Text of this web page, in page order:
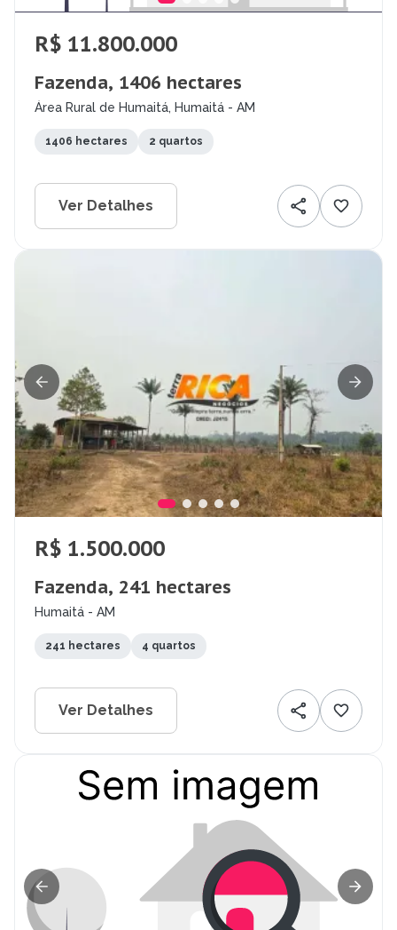
R$ 11.800.000
Fazenda, 1406 hectares
Área Rural de Humaitá, Humaitá - AM
1406 hectares 2 quartos
Ver Detalhes
R$ 1.500.000
Fazenda, 241 hectares
Humaitá - AM
241 hectares 4 quartos
Ver Detalhes